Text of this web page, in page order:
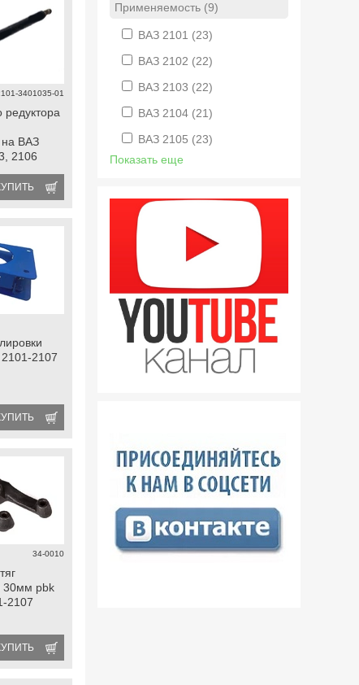
3401035-01
редуктора
на ВАЗ
2106
2107
34-0010
30мм pbk
2107
Применяемость (9)
ВАЗ 2101 (23)
ВАЗ 2102 (22)
ВАЗ 2103 (22)
ВАЗ 2104 (21)
ВАЗ 2105 (23)
Показать еще